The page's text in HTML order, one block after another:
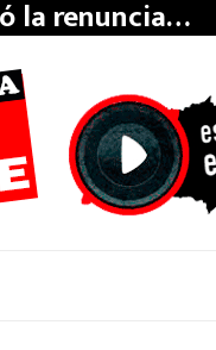
la renuncia…